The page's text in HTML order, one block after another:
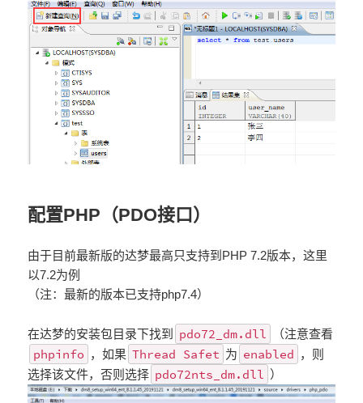
配置PHP（PDO接口）
由于目前最新版的达梦最高只支持到PHP 7.2版本，这里
以7.2为例
（注：最新的版本已支持php7.4）
在达梦的安装包目录下找到 pdo72_dm.dll （注意查看
phpinfo ，如果 Thread Safet 为 enabled ，则
选择该文件，否则选择 pdo72nts_dm.dll ）